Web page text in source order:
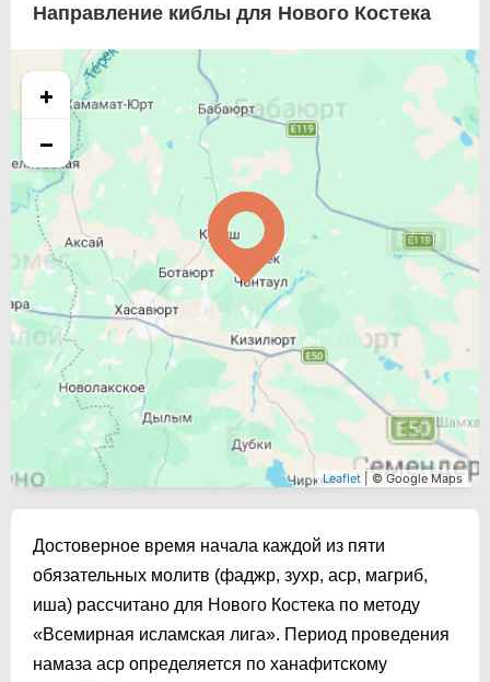
Направление киблы для Нового Костека
+
−
Leaflet | © Google Maps
Достоверное время начала каждой из пяти
обязательных молитв (фаджр, зухр, аср, магриб,
иша) рассчитано для Нового Костека по методу
«Всемирная исламская лига». Период проведения
намаза аср определяется по ханафитскому